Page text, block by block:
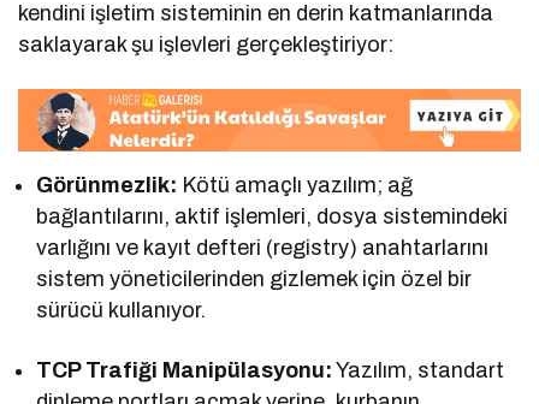
kendini işletim sisteminin en derin katmanlarında
saklayarak şu işlevleri gerçekleştiriyor:
Görünmezlik: Kötü amaçlı yazılım; ağ
bağlantılarını, aktif işlemleri, dosya sistemindeki
varlığını ve kayıt defteri (registry) anahtarlarını
sistem yöneticilerinden gizlemek için özel bir
sürücü kullanıyor.
TCP Trafiği Manipülasyonu: Yazılım, standart